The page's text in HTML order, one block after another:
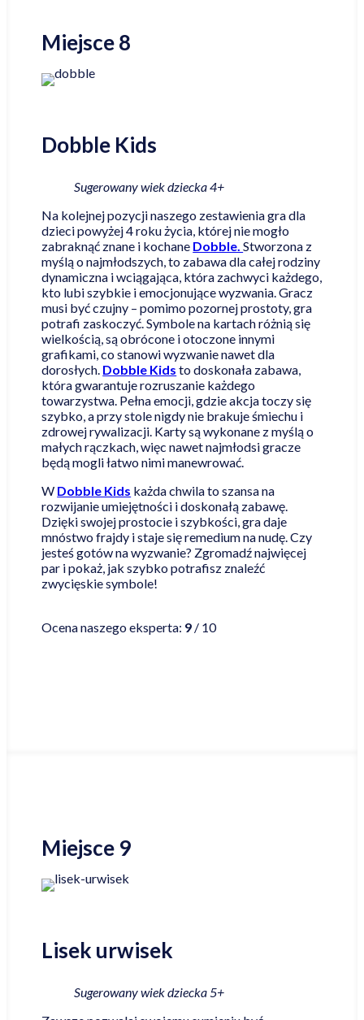
Miejsce 8
Dobble Kids
Sugerowany wiek dziecka 4+
Na kolejnej pozycji naszego zestawienia gra dla
dzieci powyżej 4 roku życia, której nie mogło
zabraknąć znane i kochane Dobble.Stworzona z
myślą o najmłodszych, to zabawa dla całej rodziny
dynamiczna i wciągająca, która zachwyci każdego,
kto lubi szybkie i emocjonujące wyzwania. Gracz
musi być czujny – pomimo pozornej prostoty, gra
potrafi zaskoczyć. Symbole na kartach różnią się
wielkością, są obrócone i otoczone innymi
grafikami, co stanowi wyzwanie nawet dla
dorosłych. Dobble Kids to doskonała zabawa,
która gwarantuje rozruszanie każdego
towarzystwa. Pełna emocji, gdzie akcja toczy się
szybko, a przy stole nigdy nie brakuje śmiechu i
zdrowej rywalizacji. Karty są wykonane z myślą o
małych rączkach, więc nawet najmłodsi gracze
będą mogli łatwo nimi manewrować.
W Dobble Kids każda chwila to szansa na
rozwijanie umiejętności i doskonałą zabawę.
Dzięki swojej prostocie i szybkości, gra daje
mnóstwo frajdy i staje się remedium na nudę. Czy
jesteś gotów na wyzwanie? Zgromadź najwięcej
par i pokaż, jak szybko potrafisz znaleźć
zwycięskie symbole!
Ocena naszego eksperta: 9 / 10
Miejsce 9
Lisek urwisek
Sugerowany wiek dziecka 5+